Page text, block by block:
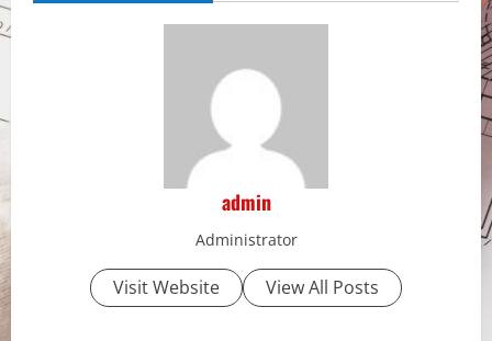
admin
Administrator
Visit Website View All Posts